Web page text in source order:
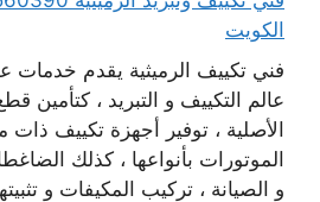
الكويت
فني تكييف الرميثية يقدم
عالم التكييف و التبريد ، كتأمين
الأصلية ، توفير أجهزة تكييف ذات
الموتورات بأنواعها ، كذلك
و الصيانة ، تركيب المكيفات و